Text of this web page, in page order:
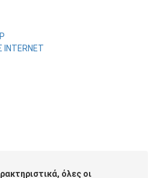
όλες οι